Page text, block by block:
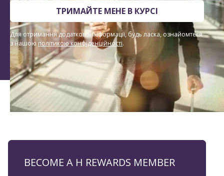
ТРИМАЙТЕ МЕНЕ В КУРСІ
Для отримання додаткової інформації, будь ласка, ознайомтеся
з нашою політикою конфіденційності.
BECOME A H REWARDS MEMBER